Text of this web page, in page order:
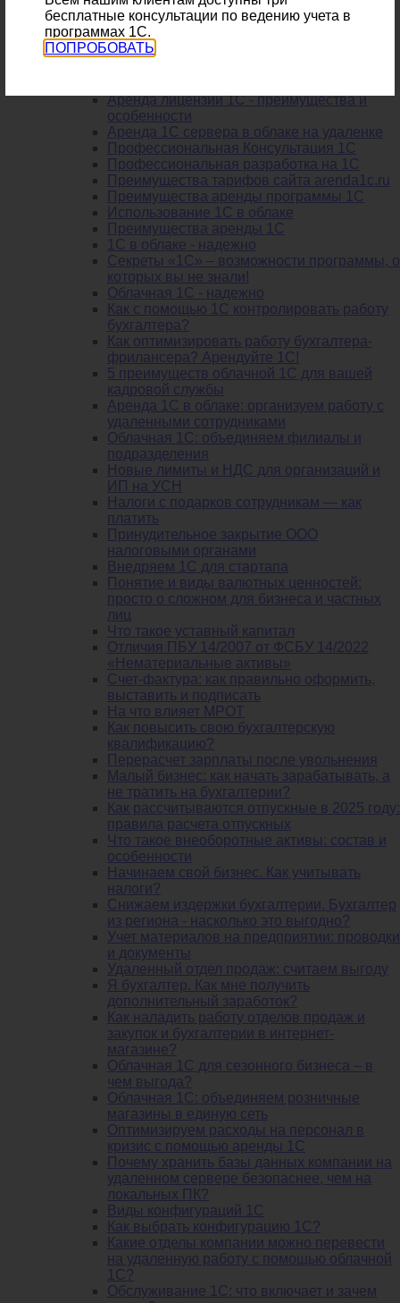
Аренда 1С сервера
Базы 1с удаленно
Аренда виртуального сервера 1с
Аренда лицензий 1С - преимущества и
особенности
Аренда 1С сервера в облаке на удаленке
Профессиональная Консультация 1С
Профессиональная разработка на 1С
Преимущества тарифов сайта arenda1c.ru
Преимущества аренды программы 1С
Использование 1С в облаке
Преимущества аренды 1С
1С в облаке - надежно
Секреты «1С» – возможности программы, о
которых вы не знали!
Облачная 1С - надежно
Как с помощью 1С контролировать работу
бухгалтера?
Как оптимизировать работу бухгалтера-
фрилансера? Арендуйте 1С!
5 преимуществ облачной 1С для вашей
кадровой службы
Аренда 1С в облаке: организуем работу с
удаленными сотрудниками
Облачная 1С: объединяем филиалы и
подразделения
Новые лимиты и НДС для организаций и
ИП на УСН
Налоги с подарков сотрудникам — как
платить
Принудительное закрытие ООО
налоговыми органами
Внедряем 1С для стартапа
Понятие и виды валютных ценностей:
просто о сложном для бизнеса и частных
лиц
Что такое уставный капитал
Отличия ПБУ 14/2007 от ФСБУ 14/2022
«Нематериальные активы»
Счет-фактура: как правильно оформить,
выставить и подписать
На что влияет МРОТ
Как повысить свою бухгалтерскую
квалификацию?
Перерасчет зарплаты после увольнения
Малый бизнес: как начать зарабатывать, а
не тратить на бухгалтерии?
Как рассчитываются отпускные в 2025 году:
правила расчета отпускных
Что такое внеоборотные активы: состав и
особенности
Начинаем свой бизнес. Как учитывать
налоги?
Снижаем издержки бухгалтерии. Бухгалтер
из региона - насколько это выгодно?
Учет материалов на предприятии: проводки
и документы
Удаленный отдел продаж: считаем выгоду
Я бухгалтер. Как мне получить
дополнительный заработок?
Как наладить работу отделов продаж и
закупок и бухгалтерии в интернет-
магазине?
Облачная 1С для сезонного бизнеса – в
чем выгода?
Облачная 1С: объединяем розничные
магазины в единую сеть
Оптимизируем расходы на персонал в
кризис с помощью аренды 1С
Почему хранить базы данных компании на
удаленном сервере безопаснее, чем на
локальных ПК?
Виды конфигураций 1С
Как выбрать конфигурацию 1С?
Какие отделы компании можно перевести
на удаленную работу с помощью облачной
1С?
Обслуживание 1С: что включает и зачем
бесплатные консультации по ведению учета в
программах 1С.
ПОПРОБОВАТЬ